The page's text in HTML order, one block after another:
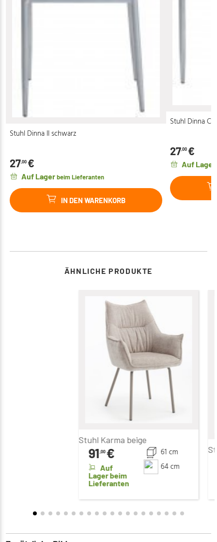
Stuhl Dinna II schwarz
27,00 €
Auf Lagerbeim Lieferanten
IN DEN WARENKORB
Stuhl Dinna
27,00 €
Auf Lager
ÄHNLICHE PRODUKTE
Stuhl Karma beige
91,00€
Auf
Lager beim
Lieferanten
61 cm
64 cm